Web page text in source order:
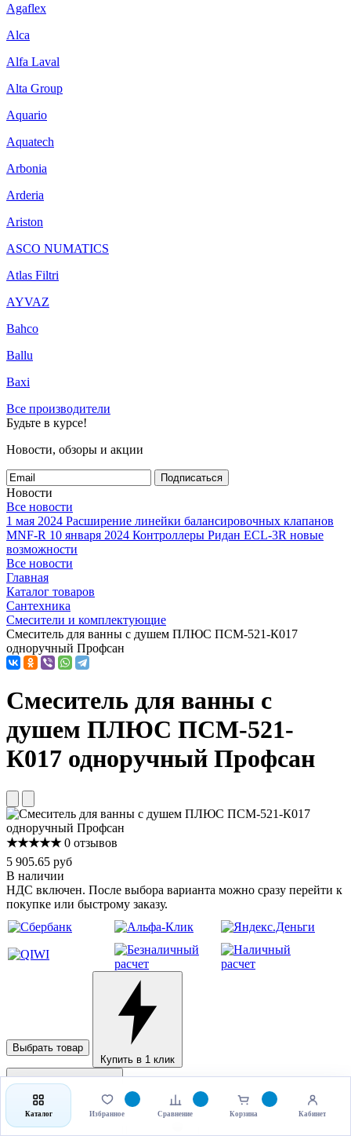
Agaflex
Alca
Alfa Laval
Alta Group
Aquario
Aquatech
Arbonia
Arderia
Ariston
ASCO NUMATICS
Atlas Filtri
AYVAZ
Bahco
Ballu
Baxi
Все производители
Будьте в курсе!
Новости, обзоры и акции
Подписаться
Новости
Все новости
1 мая 2024 Расширение линейки балансировочных клапанов
MNF-R 10 января 2024 Контроллеры Ридан ECL-3R новые
возможности
Все новости
Главная
Каталог товаров
Сантехника
Смесители и комплектующие
Смеситель для ванны с душем ПЛЮС ПСМ-521-К017
одноручный Профсан
Смеситель для ванны с
душем ПЛЮС ПСМ-521-
К017 одноручный Профсан
★★★★★ 0 отзывов
5 905.65 руб
В наличии
НДС включен. После выбора варианта можно сразу перейти к
покупке или быстрому заказу.
Выбрать товар
Купить в 1 клик
Каталог Избранное Сравнение Корзина Кабинет